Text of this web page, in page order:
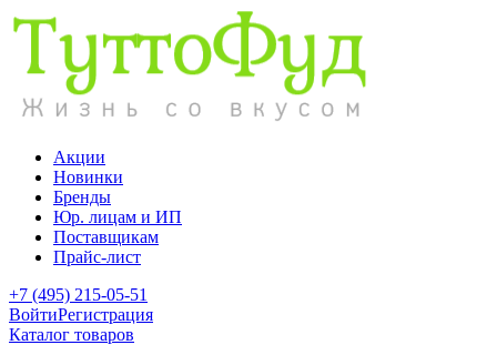
Акции
Новинки
Бренды
Юр. лицам и ИП
Поставщикам
Прайс-лист
+7 (495) 215-05-51
ВойтиРегистрация
Каталог товаров